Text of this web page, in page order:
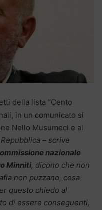
della lista “Cento
in un comunicato si
Nello Musumeci e al
– scrive
nazionale
Minniti, dicono che non
non puzzano, cosa
questo chiedo al
di essere conseguenti,